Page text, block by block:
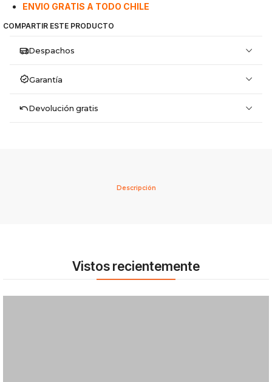
ENVIO GRATIS A TODO CHILE
COMPARTIR ESTE PRODUCTO
Despachos
Garantía
Devolución gratis
Descripción
Vistos recientemente